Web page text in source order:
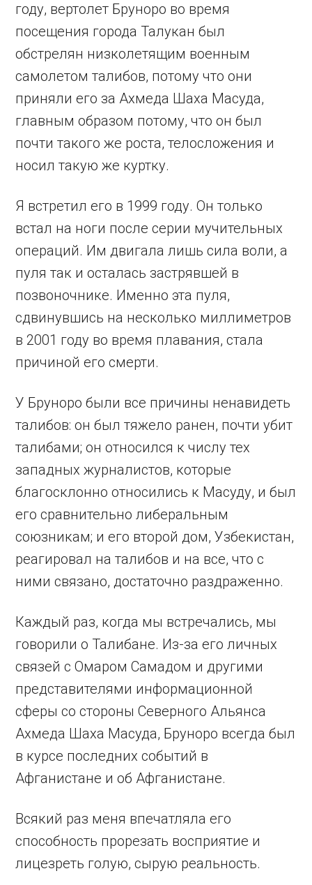
году, вертолет Бруноро во время
посещения города Талукан был
обстрелян низколетящим военным
самолетом талибов, потому что они
приняли его за Ахмеда Шаха Масуда,
главным образом потому, что он был
почти такого же роста, телосложения и
носил такую же куртку.
Я встретил его в 1999 году. Он только
встал на ноги после серии мучительных
операций. Им двигала лишь сила воли, а
пуля так и осталась застрявшей в
позвоночнике. Именно эта пуля,
сдвинувшись на несколько миллиметров
в 2001 году во время плавания, стала
причиной его смерти.
У Бруноро были все причины ненавидеть
талибов: он был тяжело ранен, почти убит
талибами; он относился к числу тех
западных журналистов, которые
благосклонно относились к Масуду, и был
его сравнительно либеральным
союзникам; и его второй дом, Узбекистан,
реагировал на талибов и на все, что с
ними связано, достаточно раздраженно.
Каждый раз, когда мы встречались, мы
говорили о Талибане. Из-за его личных
связей с Омаром Самадом и другими
представителями информационной
сферы со стороны Северного Альянса
Ахмеда Шаха Масуда, Бруноро всегда был
в курсе последних событий в
Афганистане и об Афганистане.
Всякий раз меня впечатляла его
способность прорезать восприятие и
лицезреть голую, сырую реальность.